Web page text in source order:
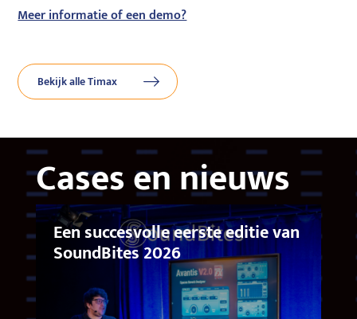
Meer informatie of een demo?
Bekijk alle Timax
Cases en nieuws
Een succesvolle eerste editie van
SoundBites 2026